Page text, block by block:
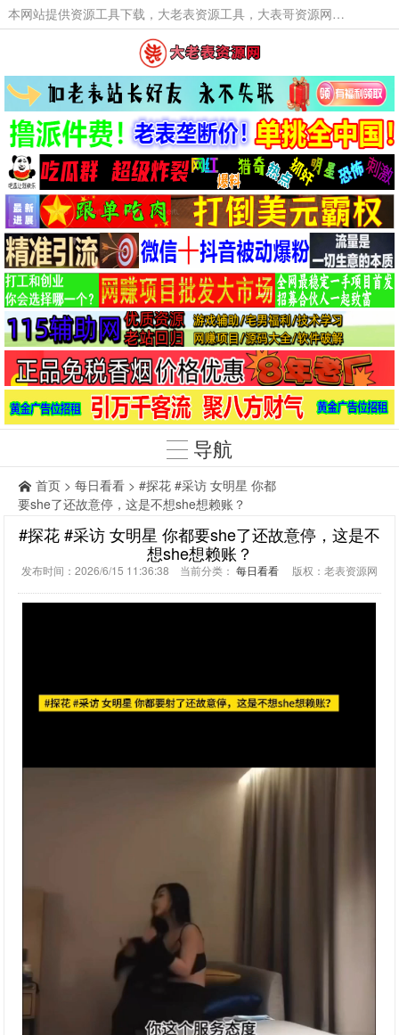
本网站提供资源工具下载，大老表资源工具，大表哥资源网软件工具，大老表资源下载，活动线报福利资源分享,活动线报，大型网游经典游戏，网络热门技术游戏辅助交流与分享。
导航
首页 > 每日看看 > #探花 #采访 女明星 你都
要she了还故意停，这是不想she想赖账？
#探花 #采访 女明星 你都要she了还故意停，这是不
想she想赖账？
发布时间：2026/6/15 11:36:38 当前分类： 每日看看 版权：老表资源网